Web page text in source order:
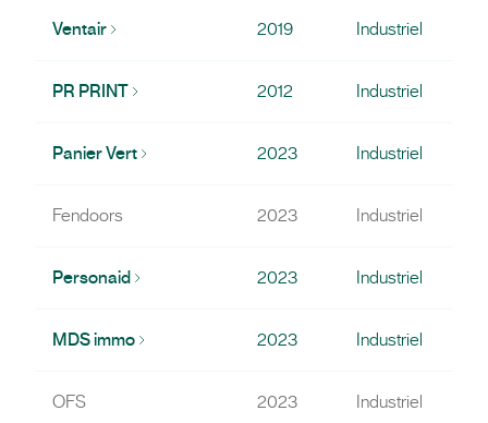
Ventair 2019 Industriel
PR PRINT 2012 Industriel
Panier Vert 2023 Industriel
Fendoors 2023 Industriel
Personaid 2023 Industriel
MDS immo 2023 Industriel
OFS 2023 Industriel